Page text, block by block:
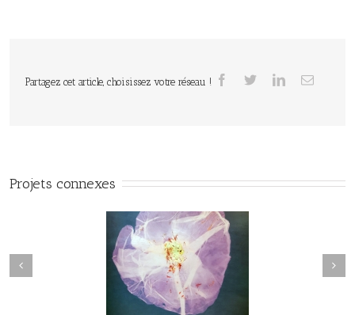
Partagez cet article, choisissez votre réseau !
Projets connexes
Herbier#031